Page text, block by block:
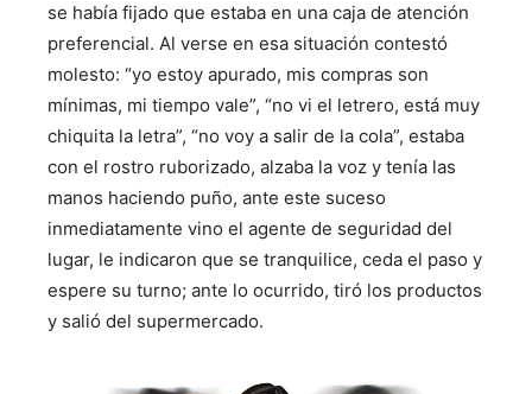
se había fijado que estaba en una caja de atención
preferencial. Al verse en esa situación contestó
molesto: “yo estoy apurado, mis compras son
mínimas, mi tiempo vale”, “no vi el letrero, está muy
chiquita la letra”, “no voy a salir de la cola”, estaba
con el rostro ruborizado, alzaba la voz y tenía las
manos haciendo puño, ante este suceso
inmediatamente vino el agente de seguridad del
lugar, le indicaron que se tranquilice, ceda el paso y
espere su turno; ante lo ocurrido, tiró los productos
y salió del supermercado.